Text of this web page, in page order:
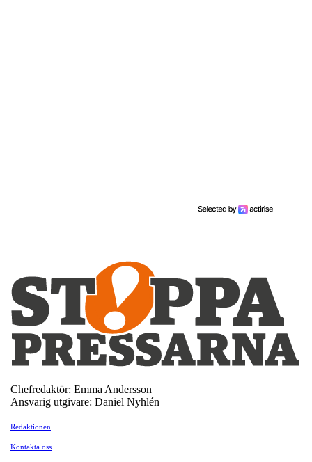
Chefredaktör: Emma Andersson
Ansvarig utgivare: Daniel Nyhlén
Redaktionen
Kontakta oss